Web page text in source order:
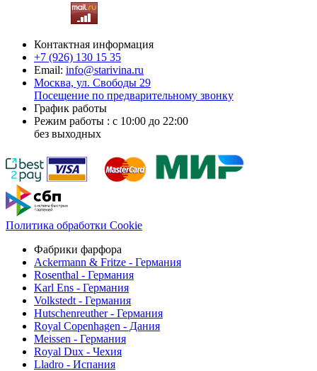
Контактная информация
+7 (926) 130 15 35
Email: info@starivina.ru
Москва, ул. Свободы 29
Посещение по предварительному звонку
График работы
Режим работы : с 10:00 до 22:00
без выходных
Политика обработки Cookie
Фабрики фарфора
Ackermann & Fritze - Германия
Rosenthal - Германия
Karl Ens - Германия
Volkstedt - Германия
Hutschenreuther - Германия
Royal Copenhagen - Дания
Meissen - Германия
Royal Dux - Чехия
Lladro - Испания